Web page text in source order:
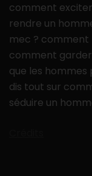
comment
rendre un
mec ? comment
comment garder
que les hommes
dis tout sur
séduire un